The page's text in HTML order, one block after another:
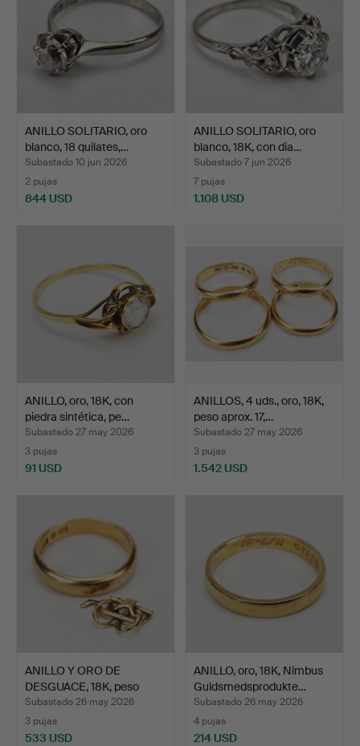
ANILLO SOLITARIO, oro
blanco, 18 quilates,…
Subastado 10 jun 2026
2 pujas
844 USD
ANILLO SOLITARIO, oro
blanco, 18K, con dia…
Subastado 7 jun 2026
7 pujas
1.108 USD
ANILLO, oro, 18K, con
piedra sintética, pe…
Subastado 27 may 2026
3 pujas
91 USD
ANILLOS, 4 uds., oro, 18K,
peso aprox. 17,…
Subastado 27 may 2026
3 pujas
1.542 USD
ANILLO Y ORO DE
DESGUACE, 18K, peso
aprox.…
Subastado 26 may 2026
3 pujas
533 USD
ANILLO, oro, 18K, Nimbus
Guldsmedsprodukte…
Subastado 26 may 2026
4 pujas
214 USD